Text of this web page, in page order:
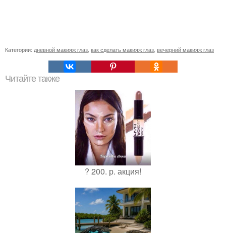
Категории: дневной макияж глаз как сделать макияж глаз вечерний макияж глаз
Читайте также
? 200. р. акция!